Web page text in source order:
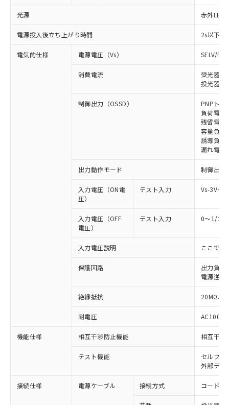
光源 赤外LED
電源投入後立ち上がり時間 2s以下
電気的仕様 電源電圧（Vs） SELV/
消費電流
受光器:
投光器:
制御出力（OSSD）
PNPトラ
負荷電流
残留電圧
容量負荷
誘導負荷
漏れ電流
出力動作モード 制御出力
入力電圧（ON電
圧）
テスト入力 Vs-3V～
入力電圧（OFF
電圧）
テスト入力 0～1/
入力電圧説明 ここでの
保護回路
出力負荷
電源逆接
絶縁抵抗 20MΩ以
耐電圧
機能仕様 相互干渉防止機能 相互干渉
テスト機能
セルフテ
外部テス
接続仕様 電源ケーブル 接続方式 コード引
ご利用条件
※1 対応状況
対応済み：EU RoHS指令（10物質）の
非含有に対応した製品が提供可能な商品で
有に対応した製品に切り替える予定のある